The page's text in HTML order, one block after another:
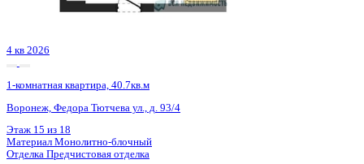
1-комнатная квартира, 40.7кв.м
Этаж
Материал
Монолитно-блочный
Отделка Предчистовая отделка
Цена 4 666 625 ₽ 119 047 ₽/м²